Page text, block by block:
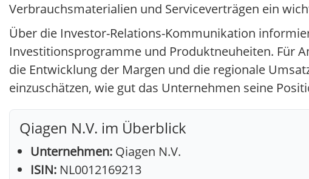
Verbrauchsmaterialien und Serviceverträgen ein
Über die Investor-Relations-Kommunikation
Investitionsprogramme und Produktneuheiten. Für
die Entwicklung der Margen und die regionale
einzuschätzen, wie gut das Unternehmen seine
Qiagen N.V. im Überblick
Unternehmen: Qiagen N.V.
ISIN: NL0012169213